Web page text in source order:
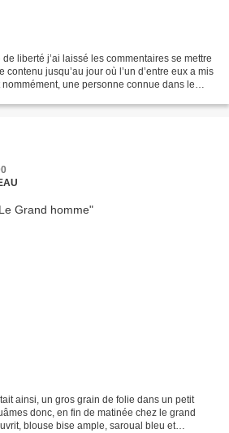
liberté j’ai laissé les commentaires se mettre
jusqu’au jour où l’un d’entre eux a mis
une personne connue dans le
ainsi, un gros grain de folie dans un petit
donc, en fin de matinée chez le grand
blouse bise ample, saroual bleu et